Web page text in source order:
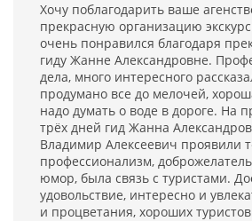
Хочу поблагодарить ваше
прекрасную организацию
очень понравился благодаря
гиду Жанне Александровне.
дела, много интересного
продумано все до мелочей,
надо думать о воде в дороге. На
трёх дней гид Жанна
Владимир Алексеевич проявили
профессионализм,
юмор, была связь с туристами.
удовольствие, интересно и
и процветания, хороших туристов